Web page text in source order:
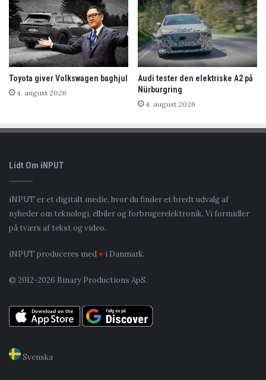
Toyota giver Volkswagen baghjul
4. august 2026
Audi tester den elektriske A2 på
Nürburgring
4. august 2026
Lidt Om iNPUT
iNPUT er et digitalt medie, hvor du finder et bredt udvalg af
nyheder om teknologi, elbiler og forbrugerelektronik. Vi formidler
på tværs af tekst og video.
iNPUT produceres med♥ i Danmark.
© 2012-2026 Binary Productions ApS.
Svenska